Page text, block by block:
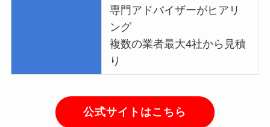
専門アドバイザーがヒアリ
ング
複数の業者最大4社から見積
り
公式サイトはこちら